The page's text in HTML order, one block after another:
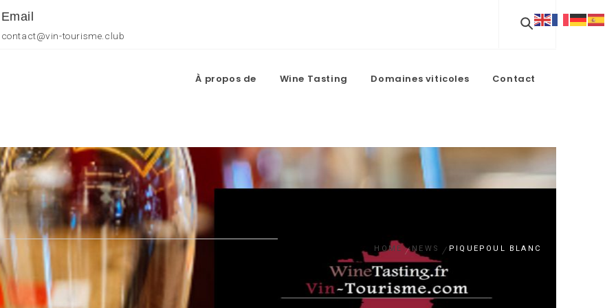
Email
contact@vin-tourisme.club
À propos de Wine Tasting Domaines viticoles Contact
HOME NEWS PIQUEPOUL BLANC